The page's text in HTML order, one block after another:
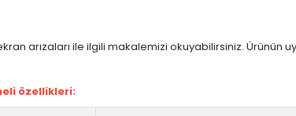
arızaları ile ilgili makalemizi okuyabilirsiniz.
özellikleri: